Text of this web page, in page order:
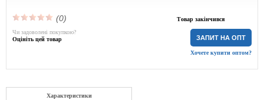
(0) Товар закінчився
ЗАПИТ НА ОПТ
Хочете купити оптом?
Чи задоволені покупкою?
Оцініть цей товар
Характеристики